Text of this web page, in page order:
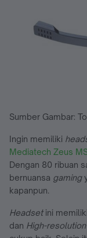
Sumber Gambar:
Ingin memiliki
Mediatech Zeus
Dengan 80 ribuan
bernuansa gaming
kapanpun.
Headset ini memiliki
dan High-